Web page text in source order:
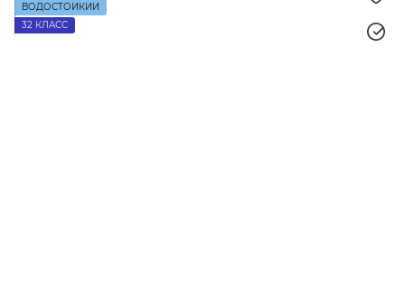
ВОДОСТОЙКИЙ
32 КЛАСС